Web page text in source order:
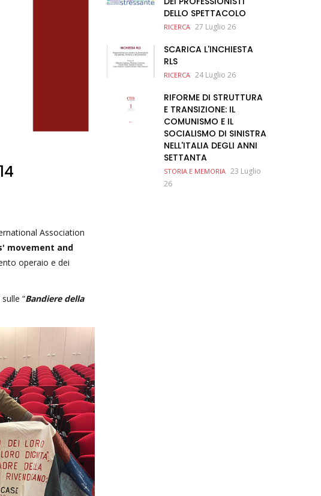
Association
movement and
operaio e dei
“Bandiere della
DELLO SPETTACOLO
RICERCA 27 Luglio 26
SCARICA L'INCHIESTA
RLS
RICERCA 24 Luglio 26
RIFORME DI STRUTTURA
E TRANSIZIONE: IL
COMUNISMO E IL
SOCIALISMO DI SINISTRA
NELL'ITALIA DEGLI ANNI
SETTANTA
STORIA E MEMORIA 23 Luglio
26